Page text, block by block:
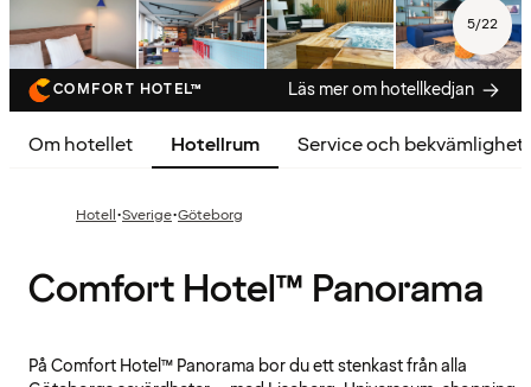
5/22
COMFORT HOTEL™ Läs mer om hotellkedjan
Om hotellet Hotellrum Service och
Hotell·Sverige·Göteborg
Comfort Hotel™ Panorama
På Comfort Hotel™ Panorama bor du ett stenkast från alla